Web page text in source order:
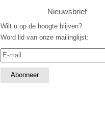
Nieuwsbrief
Wilt u op de hoogte blijven?
Word lid van onze mailinglijst: